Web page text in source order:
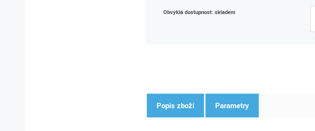
Obvyklá dostupnost: skladem
Popis zboží Parametry